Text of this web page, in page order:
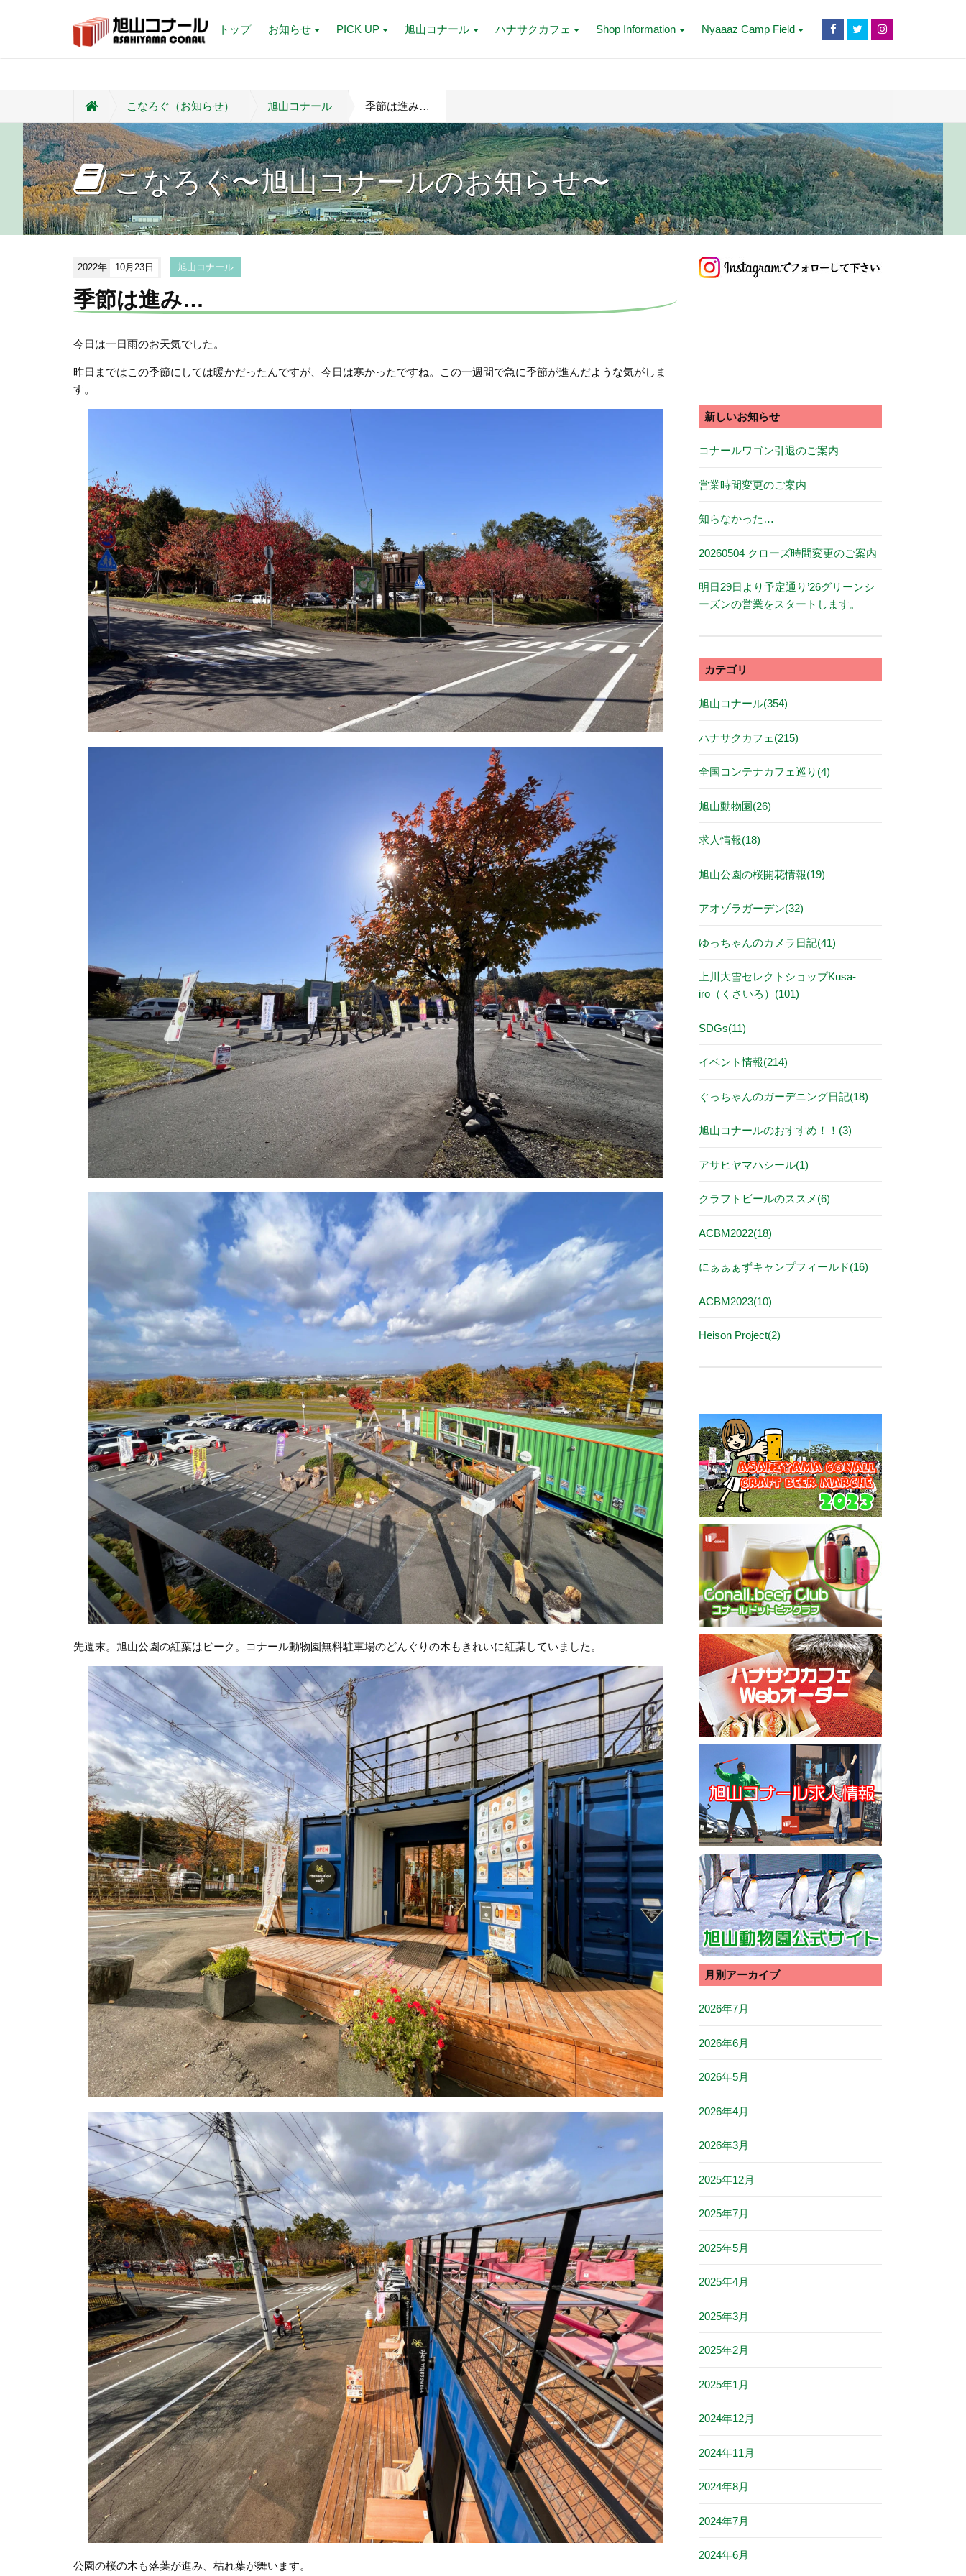
トップ お知らせ PICK UP 旭山コナール ハナサクカフェ Shop Information Nyaaaz Camp Field
こなろぐ（お知らせ） 旭山コナール 季節は進み…
こなろぐ〜旭山コナールのお知らせ〜
2022年 10月23日 旭山コナール
季節は進み…
今日は一日雨のお天気でした。
昨日まではこの季節にしては暖かだったんですが、今日は寒かったですね。この一週間で急に季節が進んだような気がしま
す。
先週末。旭山公園の紅葉はピーク。コナール動物園無料駐車場のどんぐりの木もきれいに紅葉していました。
公園の桜の木も落葉が進み、枯れ葉が舞います。
新しいお知らせ
コナールワゴン引退のご案内
営業時間変更のご案内
知らなかった…
20260504 クローズ時間変更のご案内
明日29日より予定通り’26グリーンシ
ーズンの営業をスタートします。
カテゴリ
旭山コナール(354)
ハナサクカフェ(215)
全国コンテナカフェ巡り(4)
旭山動物園(26)
求人情報(18)
旭山公園の桜開花情報(19)
アオゾラガーデン(32)
ゆっちゃんのカメラ日記(41)
上川大雪セレクトショップKusa-
iro（くさいろ）(101)
SDGs(11)
イベント情報(214)
ぐっちゃんのガーデニング日記(18)
旭山コナールのおすすめ！！(3)
アサヒヤマハシール(1)
クラフトビールのススメ(6)
ACBM2022(18)
にぁぁぁずキャンプフィールド(16)
ACBM2023(10)
Heison Project(2)
月別アーカイブ
2026年7月
2026年6月
2026年5月
2026年4月
2026年3月
2025年12月
2025年7月
2025年5月
2025年4月
2025年3月
2025年2月
2025年1月
2024年12月
2024年11月
2024年8月
2024年7月
2024年6月